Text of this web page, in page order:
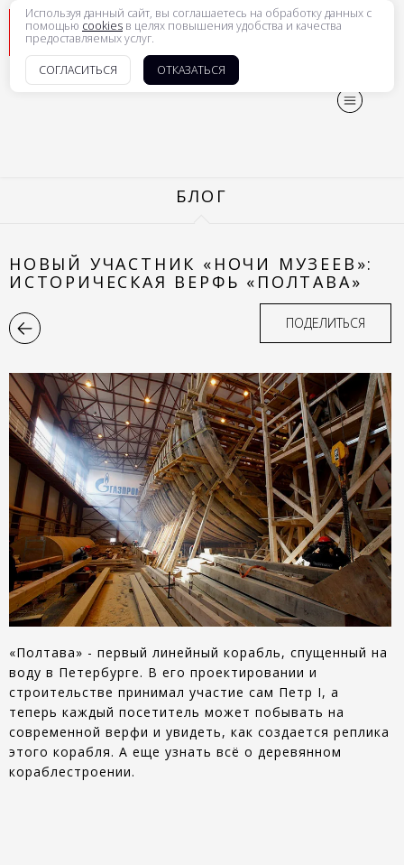
рус | eng
БЛОГ
НОВЫЙ УЧАСТНИК «НОЧИ МУЗЕЕВ»:
ИСТОРИЧЕСКАЯ ВЕРФЬ «ПОЛТАВА»
ПОДЕЛИТЬСЯ
«Полтава» - первый линейный корабль, спущенный на
воду в Петербурге. В его проектировании и
строительстве принимал участие сам Петр I, а
теперь каждый посетитель может побывать на
современной верфи и увидеть, как создается реплика
этого корабля. А еще узнать всё о деревянном
кораблестроении.
Используя данный сайт, вы соглашаетесь на обработку данных с
помощью cookies в целях повышения удобства и качества
предоставляемых услуг.
СОГЛАСИТЬСЯ ОТКАЗАТЬСЯ